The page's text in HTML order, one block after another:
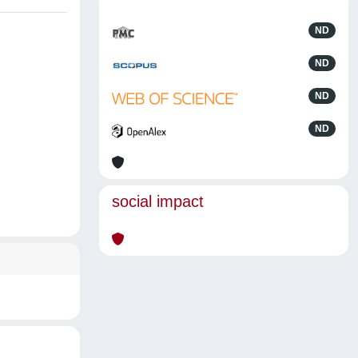
ND
ND
ND
ND
social impact